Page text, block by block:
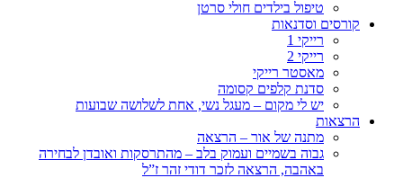
טיפול בילדים חולי סרטן
קורסים וסדנאות
רייקי 1
רייקי 2
מאסטר רייקי
סדנת קלפים קסומה
יש לי מקום – מעגל נשי, אחת לשלושה שבועות
הרצאות
מתנה של אור – הרצאה
גבוה בשמיים ועמוק בלב – מהתרסקות ואובדן לבחירה
באהבה, הרצאה לזכר דודי זהר ז”ל